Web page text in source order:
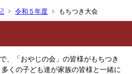
令和５年度 もちつき大会
、「おやじの会」の皆様がもちつき
くの子ども達が家族の皆様と一緒に